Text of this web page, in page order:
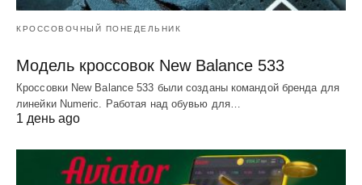
КРОССОВОЧНЫЙ ПОНЕДЕЛЬНИК
Модель кроссовок New Balance 533
Кроссовки New Balance 533 были созданы командой бренда для
линейки Numeric. Работая над обувью для…
1 день ago